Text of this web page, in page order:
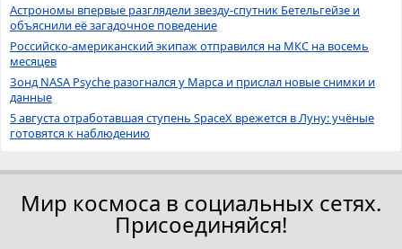
Астрономы впервые разглядели звезду-спутник Бетельгейзе и
объяснили её загадочное поведение
Российско-американский экипаж отправился на МКС на восемь
месяцев
Зонд NASA Psyche разогнался у Марса и прислал новые снимки и
данные
5 августа отработавшая ступень SpaceX врежется в Луну: учёные
готовятся к наблюдению
Мир космоса в социальных сетях.
Присоединяйся!